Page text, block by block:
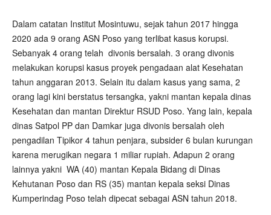
Dalam catatan Institut Mosintuwu, sejak tahun 2017 hingga
2020 ada 9 orang ASN Poso yang terlibat kasus korupsi.
Sebanyak 4 orang telah divonis bersalah. 3 orang divonis
melakukan korupsi kasus proyek pengadaan alat Kesehatan
tahun anggaran 2013. Selain itu dalam kasus yang sama, 2
orang lagi kini berstatus tersangka, yakni mantan kepala dinas
Kesehatan dan mantan Direktur RSUD Poso. Yang lain, kepala
dinas Satpol PP dan Damkar juga divonis bersalah oleh
pengadilan Tipikor 4 tahun penjara, subsider 6 bulan kurungan
karena merugikan negara 1 miliar rupiah. Adapun 2 orang
lainnya yakni WA (40) mantan Kepala Bidang di Dinas
Kehutanan Poso dan RS (35) mantan kepala seksi Dinas
Kumperindag Poso telah dipecat sebagai ASN tahun 2018.